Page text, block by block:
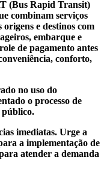
(Bus Rapid Transit)
combinam serviços
e destinos com
embarque e
de pagamento antes
conforto,
no uso do
o processo de
público.
imediatas. Urge a
a implementação de
atender a demanda